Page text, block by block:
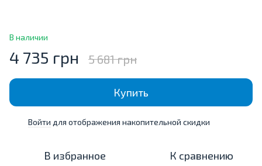
В наличии
4 735 грн 5 681 грн
Купить
Войти для отображения накопительной скидки
В избранное К сравнению